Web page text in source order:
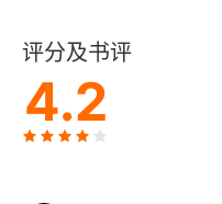
本刊专访 刘德华 “花路
李在明遇袭 刀光中的
评分及书评
4.2